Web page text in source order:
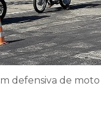
defensiva de moto